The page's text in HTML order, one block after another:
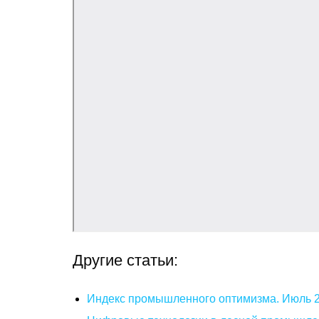
Другие статьи:
Индекс промышленного оптимизма. Июль